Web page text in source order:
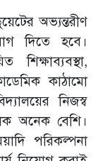
অভ্যন্তরীণ
দিতে হবে।
শিক্ষাব্যবস্থা,
কাঠামো
নিজস্ব
অনেক বেশি।
পরিকল্পনা